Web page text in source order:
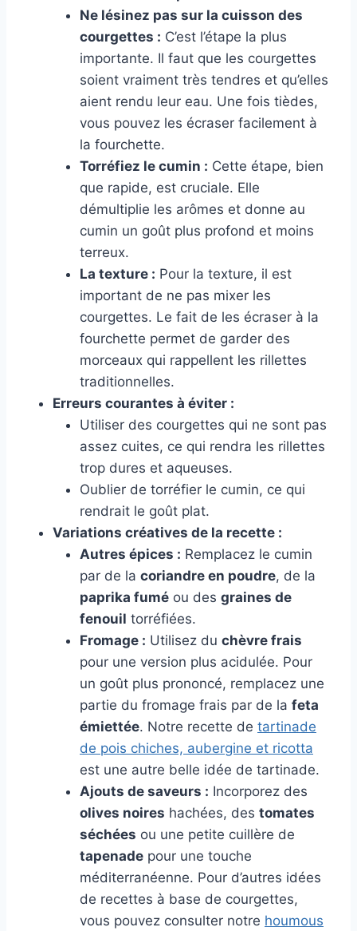
Ne lésinez pas sur la cuisson des
courgettes : C’est l’étape la plus
importante. Il faut que les courgettes
soient vraiment très tendres et qu’elles
aient rendu leur eau. Une fois tièdes,
vous pouvez les écraser facilement à
la fourchette.
Torréfiez le cumin : Cette étape, bien
que rapide, est cruciale. Elle
démultiplie les arômes et donne au
cumin un goût plus profond et moins
terreux.
La texture : Pour la texture, il est
important de ne pas mixer les
courgettes. Le fait de les écraser à la
fourchette permet de garder des
morceaux qui rappellent les rillettes
traditionnelles.
Erreurs courantes à éviter :
Utiliser des courgettes qui ne sont pas
assez cuites, ce qui rendra les rillettes
trop dures et aqueuses.
Oublier de torréfier le cumin, ce qui
rendrait le goût plat.
Variations créatives de la recette :
Autres épices : Remplacez le cumin
par de la coriandre en poudre, de la
paprika fumé ou des graines de
fenouil torréfiées.
Fromage : Utilisez du chèvre frais
pour une version plus acidulée. Pour
un goût plus prononcé, remplacez une
partie du fromage frais par de la feta
émiettée. Notre recette de tartinade
de pois chiches, aubergine et ricotta
est une autre belle idée de tartinade.
Ajouts de saveurs : Incorporez des
olives noires hachées, des tomates
séchées ou une petite cuillère de
tapenade pour une touche
méditerranéenne. Pour d’autres idées
de recettes à base de courgettes,
vous pouvez consulter notre houmous